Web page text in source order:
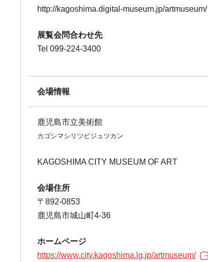
http://kagoshima.digital-museum.jp/artmuseum/
展覧会問合わせ先
Tel 099-224-3400
会場情報
鹿児島市立美術館
カゴシマシリツビジュツカン
KAGOSHIMA CITY MUSEUM OF ART
会場住所
〒892-0853
鹿児島市城山町4-36
ホームページ
https://www.city.kagoshima.lg.jp/artmuseum/